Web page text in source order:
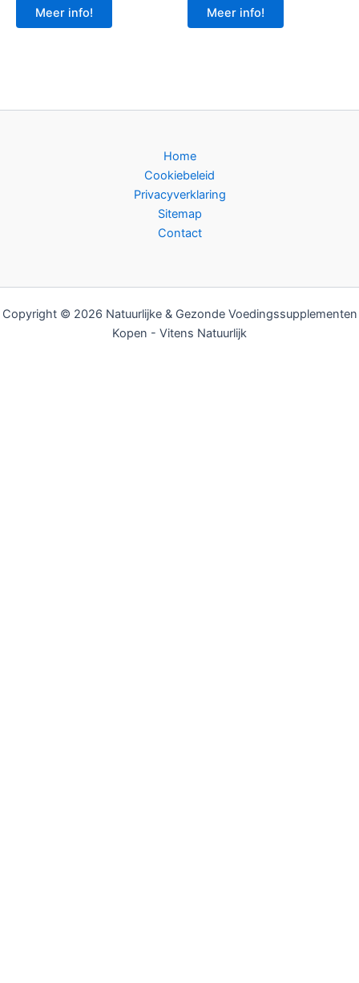
Meer info! Meer info!
Home
Cookiebeleid
Privacyverklaring
Sitemap
Contact
Copyright © 2026 Natuurlijke & Gezonde Voedingssupplementen
Kopen - Vitens Natuurlijk